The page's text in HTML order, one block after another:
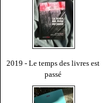
2019 - Le temps des livres est
passé